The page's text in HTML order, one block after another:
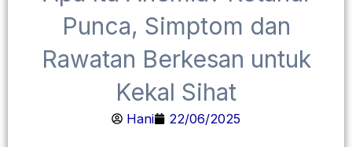
Punca, Simptom dan
Rawatan Berkesan untuk
Kekal Sihat
Hani 22/06/2025